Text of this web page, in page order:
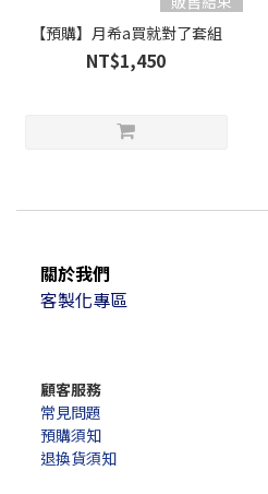
【預購】月希a買就對了套組
NT$1,450
關於我們
客製化專區
顧客服務
常見問題
預購須知
退換貨須知